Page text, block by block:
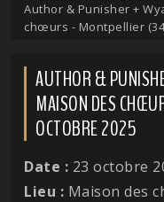
Author & Punisher +
chœurs - Montpellier
AUTHOR &
MAISON DES
OCTOBRE 2025
Date : 23 octobre
Lieu : Maison des